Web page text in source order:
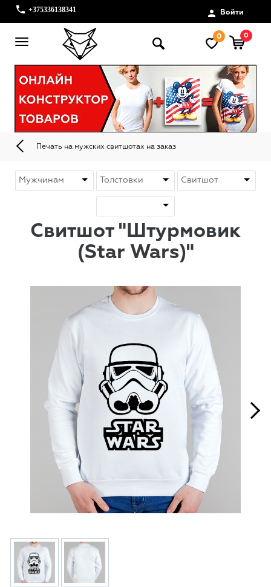
+375336138341 Войти
0 0
Печать на мужских свитшотах на заказ
Свитшот "Штурмовик
(Star Wars)"